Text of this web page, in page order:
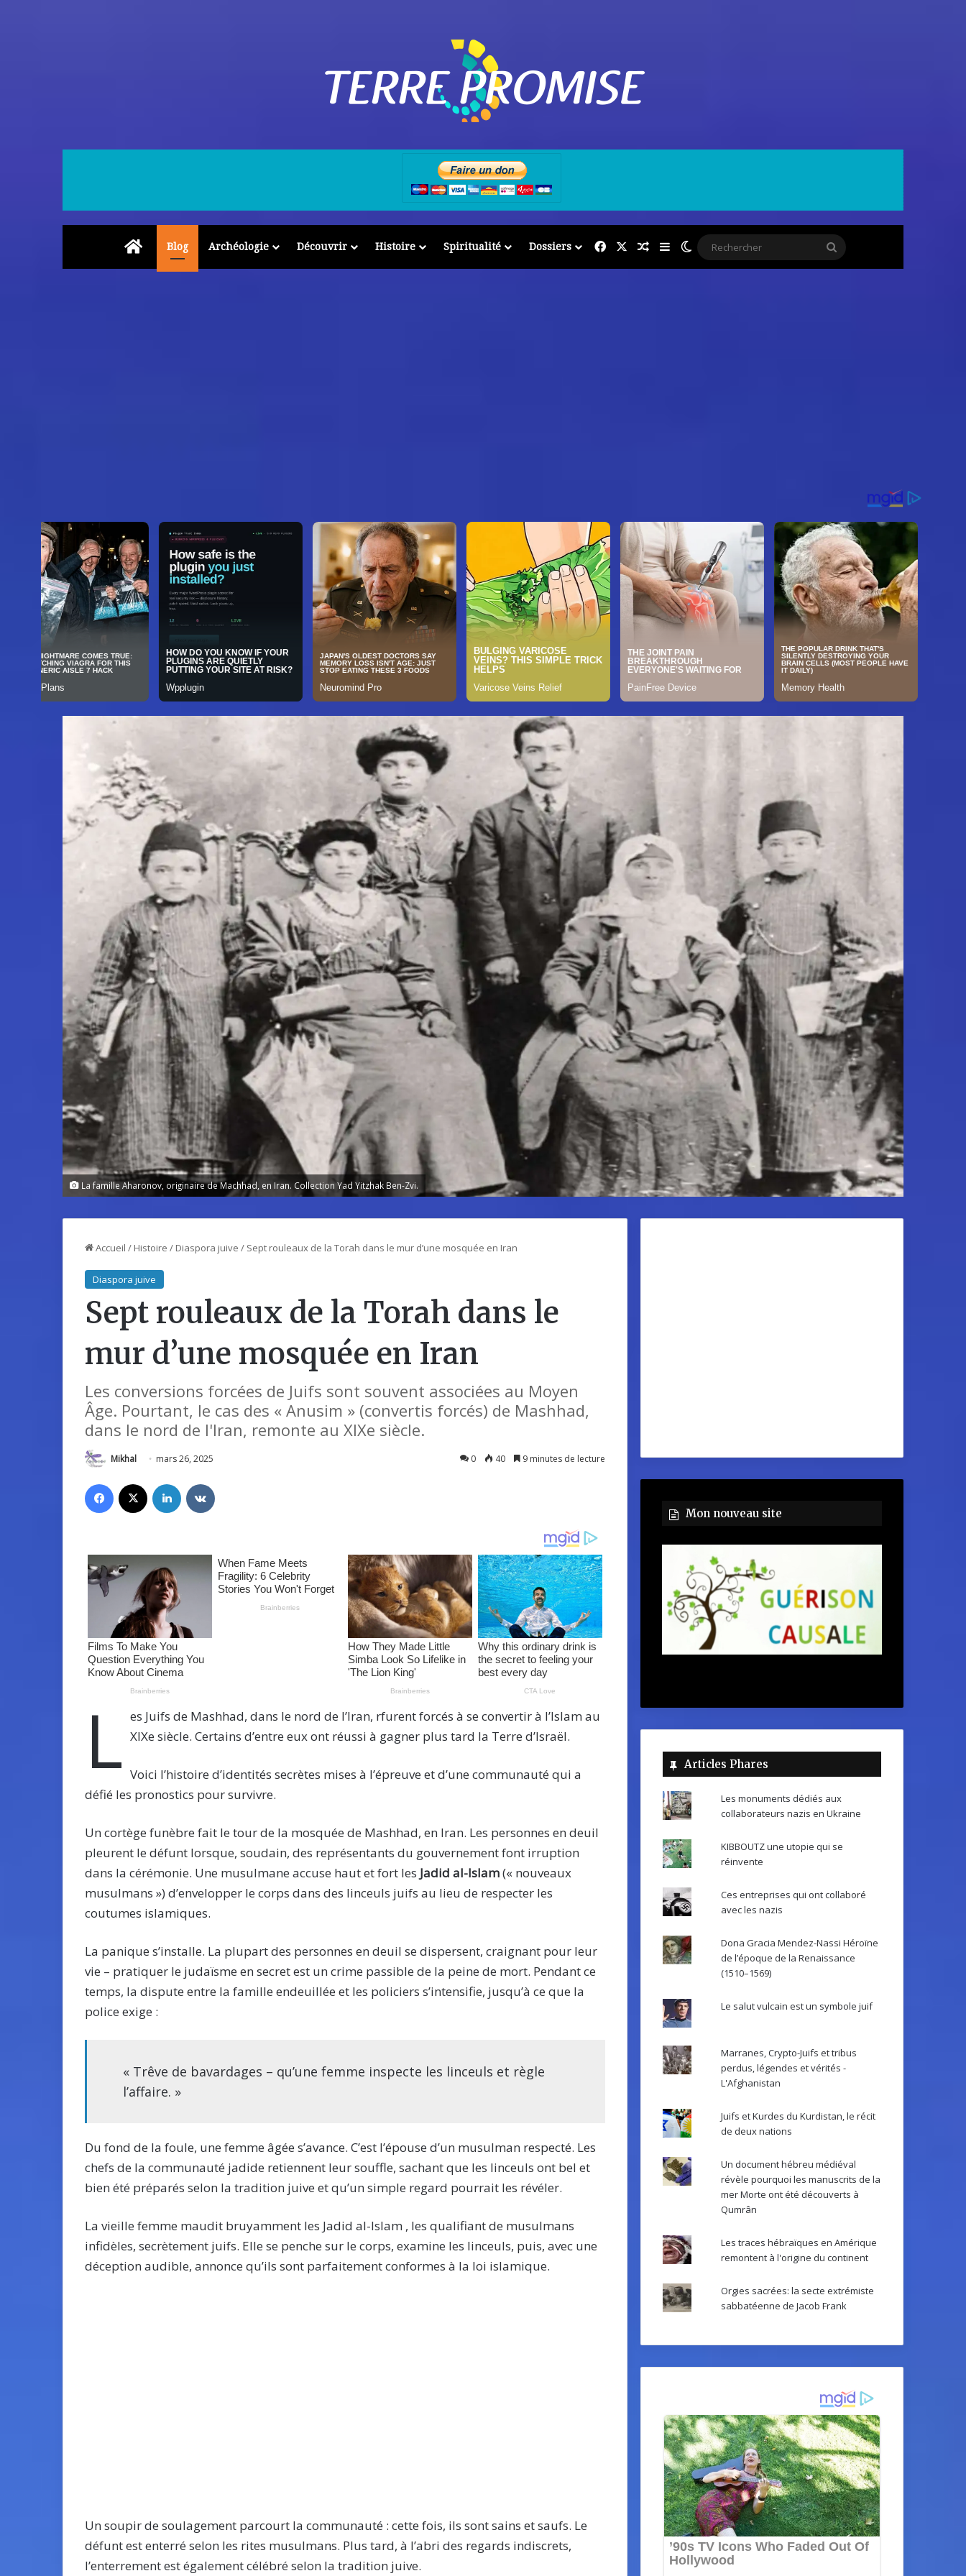
AccueilBlog Archéologie Découvrir Histoire Spiritualité Dossiers FacebookArticle Aléatoire
Sidebar (barre latérale)
Switch skin Rechercher
La famille Aharonov, originaire de Machhad, en Iran. Collection Yad Yitzhak Ben-Zvi.
Accueil / Histoire / Diaspora juive / Sept rouleaux de la Torah dans le mur d’une mosquée en Iran
Diaspora juive
Sept rouleaux de la Torah dans le
mur d’une mosquée en Iran
Les conversions forcées de Juifs sont souvent associées au Moyen
Âge. Pourtant, le cas des « Anusim » (convertis forcés) de Mashhad,
dans le nord de l'Iran, remonte au XIXe siècle.
Mikhal mars 26, 2025 0 40 9 minutes de lecture
Facebook Linkedin
L es Juifs de Mashhad, dans le nord de l’Iran, rfurent forcés à se convertir à l’Islam au
XIXe siècle. Certains d’entre eux ont réussi à gagner plus tard la Terre d’Israël.
Voici l’histoire d’identités secrètes mises à l’épreuve et d’une communauté qui a
défié les pronostics pour survivre.
Un cortège funèbre fait le tour de la mosquée de Mashhad, en Iran. Les personnes en deuil
pleurent le défunt lorsque, soudain, des représentants du gouvernement font irruption
dans la cérémonie. Une musulmane accuse haut et fort les Jadid al-Islam(« nouveaux
musulmans ») d’envelopper le corps dans des linceuls juifs au lieu de respecter les
coutumes islamiques.
La panique s’installe. La plupart des personnes en deuil se dispersent, craignant pour leur
vie – pratiquer le judaïsme en secret est un crime passible de la peine de mort. Pendant ce
temps, la dispute entre la famille endeuillée et les policiers s’intensifie, jusqu’à ce que la
police exige :
« Trêve de bavardages – qu’une femme inspecte les linceuls et règle
l’affaire. »
Du fond de la foule, une femme âgée s’avance. C’est l’épouse d’un musulman respecté. Les
chefs de la communauté jadide retiennent leur souffle, sachant que les linceuls ont bel et
bien été préparés selon la tradition juive et qu’un simple regard pourrait les révéler.
La vieille femme maudit bruyamment les Jadid al-Islam , les qualifiant de musulmans
infidèles, secrètement juifs. Elle se penche sur le corps, examine les linceuls, puis, avec une
déception audible, annonce qu’ils sont parfaitement conformes à la loi islamique.
Un soupir de soulagement parcourt la communauté : cette fois, ils sont sains et saufs. Le
défunt est enterré selon les rites musulmans. Plus tard, à l’abri des regards indiscrets,
l’enterrement est également célébré selon la tradition juive.
Mon nouveau site
Articles Phares
Les monuments dédiés aux
collaborateurs nazis en Ukraine
KIBBOUTZ une utopie qui se
réinvente
Ces entreprises qui ont collaboré
avec les nazis
Dona Gracia Mendez-Nassi Héroïne
de l’époque de la Renaissance
(1510–1569)
Le salut vulcain est un symbole juif
Marranes, Crypto-Juifs et tribus
perdus, légendes et vérités -
L'Afghanistan
Juifs et Kurdes du Kurdistan, le récit
de deux nations
Un document hébreu médiéval
révèle pourquoi les manuscrits de la
mer Morte ont été découverts à
Qumrân
Les traces hébraïques en Amérique
remontent à l'origine du continent
Orgies sacrées: la secte extrémiste
sabbatéenne de Jacob Frank